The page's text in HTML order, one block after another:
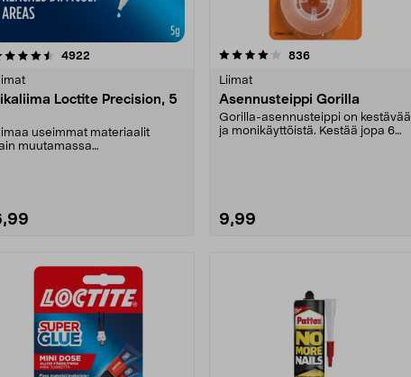
4922
Loctite Precision, 5
useimmat materiaalit
muutamassa
Lue lisää
4.0 viidestä
836arvostelut
Liimat
Asennusteippi Gorilla
Gorilla-asennusteippi on kestävää
ja monikäyttöistä. Kestää jopa 6
9,99
4.5 viidestä